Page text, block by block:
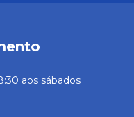
aos sábados